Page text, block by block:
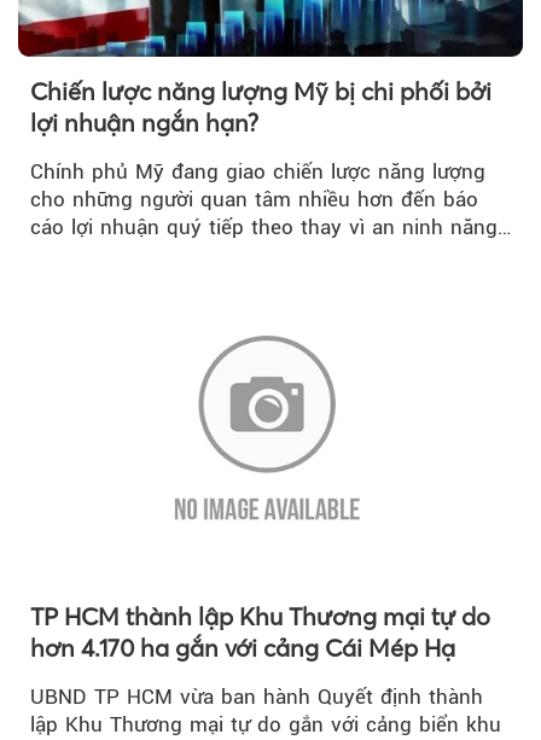
Chiến lược năng lượng Mỹ bị chi phối bởi
lợi nhuận ngắn hạn?
Chính phủ Mỹ đang giao chiến lược năng lượng
cho những người quan tâm nhiều hơn đến báo
cáo lợi nhuận quý tiếp theo thay vì an ninh năng
TP HCM thành lập Khu Thương mại tự do
hơn 4.170 ha gắn với cảng Cái Mép Hạ
UBND TP HCM vừa ban hành Quyết định thành
lập Khu Thương mại tự do gắn với cảng biển khu